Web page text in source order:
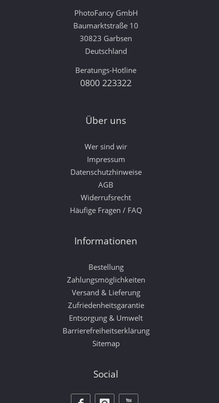
PhotoFancy GmbH
Baumarktstraße 10
30823 Garbsen
Deutschland
Beratungs-Hotline
0800 223322
Über uns
Wer sind wir
Impressum
Datenschutzhinweise
AGB
Widerrufsrecht
Häufige Fragen / FAQ
Informationen
Bestellung
Zahlungsmöglichkeiten
Versand & Lieferung
Zufriedenheitsgarantie
Entsorgung & Umwelt
Barrierefreiheitserklärung
Sitemap
Social